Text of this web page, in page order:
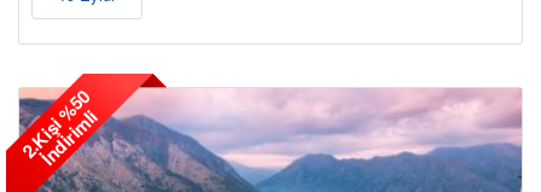
2
.
K
i
ş
i
%
5
0
İ
n
d
i
r
i
m
l
i